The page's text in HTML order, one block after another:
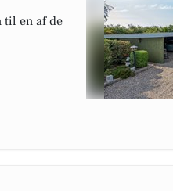
til en af de